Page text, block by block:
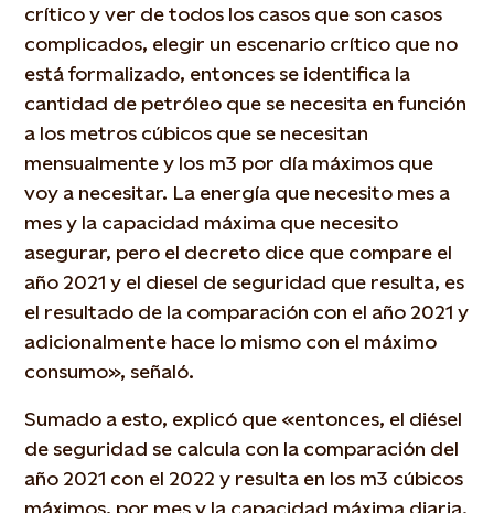
crítico y ver de todos los casos que son casos
complicados, elegir un escenario crítico que no
está formalizado, entonces se identifica la
cantidad de petróleo que se necesita en función
a los metros cúbicos que se necesitan
mensualmente y los m3 por día máximos que
voy a necesitar. La energía que necesito mes a
mes y la capacidad máxima que necesito
asegurar, pero el decreto dice que compare el
año 2021 y el diesel de seguridad que resulta, es
el resultado de la comparación con el año 2021 y
adicionalmente hace lo mismo con el máximo
consumo», señaló.
Sumado a esto, explicó que «entonces, el diésel
de seguridad se calcula con la comparación del
año 2021 con el 2022 y resulta en los m3 cúbicos
máximos, por mes y la capacidad máxima diaria.